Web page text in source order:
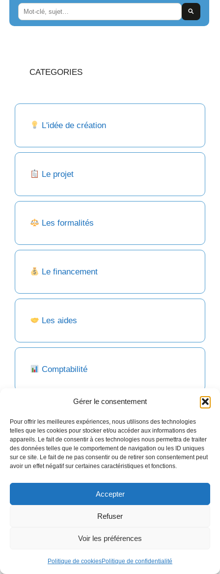
Gérer le consentement
Pour offrir les meilleures expériences, nous utilisons des technologies
telles que les cookies pour stocker et/ou accéder aux informations des
appareils. Le fait de consentir à ces technologies nous permettra de traiter
des données telles que le comportement de navigation ou les ID uniques
sur ce site. Le fait de ne pas consentir ou de retirer son consentement peut
avoir un effet négatif sur certaines caractéristiques et fonctions.
Accepter
Refuser
Voir les préférences
Politique de cookiesPolitique de confidentialité
CATEGORIES
L'idée de création
Le projet
Les formalités
Le financement
Les aides
Comptabilité
Finance
Gestion sociale
Fiscalité